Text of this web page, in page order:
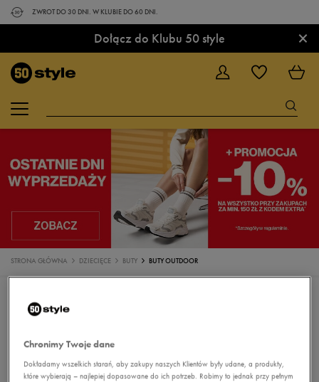
ZWROT DO 30 DNI. W KLUBIE DO 60 DNI.
Dołącz do Klubu 50 style ×
STRONA GŁÓWNA DZIECIĘCE BUTY BUTY OUTDOOR
SANDAŁY
BUTY LIFESTYLE
Chronimy Twoje dane
Dokładamy wszelkich starań, aby zakupy naszych Klientów były udane, a produkty,
które wybierają – najlepiej dopasowane do ich potrzeb. Robimy to jednak przy pełnym